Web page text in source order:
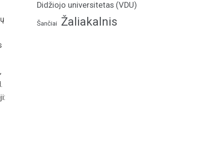
Didžiojo universitetas (VDU)
Šančiai Žaliakalnis